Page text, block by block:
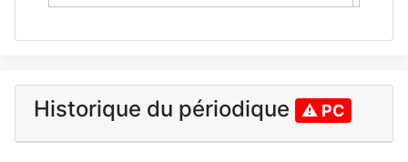
Historique du périodique ⚠ PC